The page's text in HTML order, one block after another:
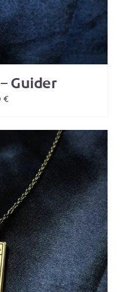
Guider
€